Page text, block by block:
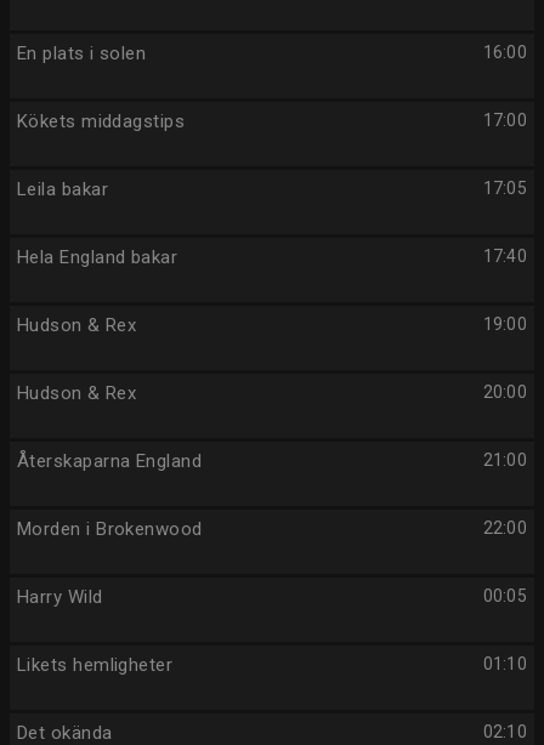
16:00
En plats i solen
17:00
Kökets middagstips
17:05
Leila bakar
17:40
Hela England bakar
19:00
Hudson & Rex
20:00
Hudson & Rex
21:00
Återskaparna England
22:00
Morden i Brokenwood
00:05
Harry Wild
01:10
Likets hemligheter
02:10
Det okända